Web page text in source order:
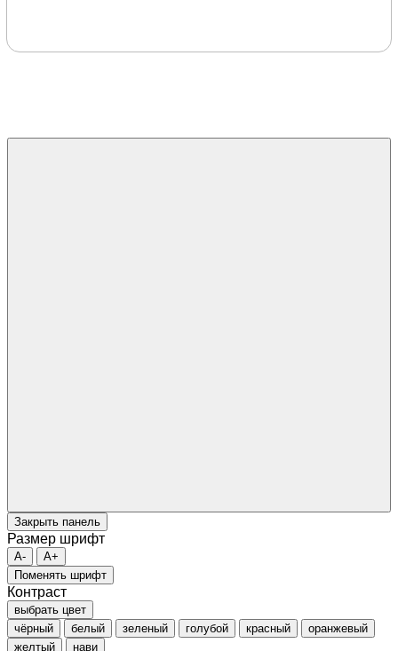
Закрыть панель
Размер шрифт
A-
A+
Поменять шрифт
Контраст
выбрать цвет
чёрный
белый зеленый голубой красный
оранжевый
желтый
нави